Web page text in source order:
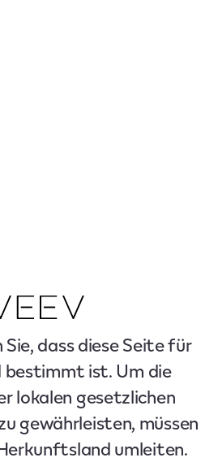
dass diese Seite für
bestimmt ist. Um die
lokalen gesetzlichen
gewährleisten, müssen
umleiten.